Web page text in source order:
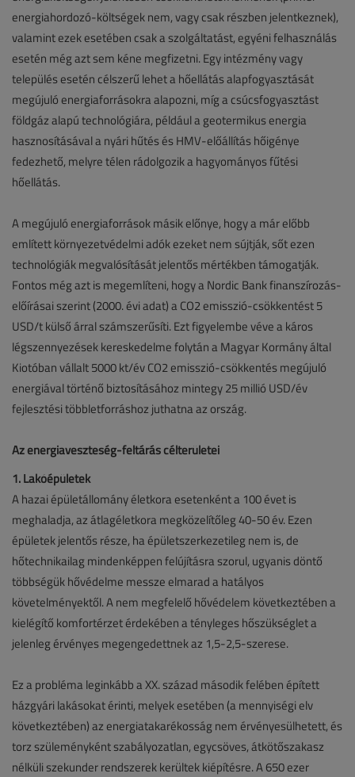
energiahordozó-költségek nem, vagy csak részben jelentkeznek),
valamint ezek esetében csak a szolgáltatást, egyéni felhasználás
esetén még azt sem kéne megfizetni. Egy intézmény vagy
település esetén célszerű lehet a hőellátás alapfogyasztását
megújuló energiaforrásokra alapozni, míg a csúcsfogyasztást
földgáz alapú technológiára, például a geotermikus energia
hasznosításával a nyári hűtés és HMV-előállítás hőigénye
fedezhető, melyre télen rádolgozik a hagyományos fűtési
hőellátás.
A megújuló energiaforrások másik előnye, hogy a már előbb
említett környezetvédelmi adók ezeket nem sújtják, sőt ezen
technológiák megvalósítását jelentős mértékben támogatják.
Fontos még azt is megemlíteni, hogy a Nordic Bank finanszírozás-
előírásai szerint (2000. évi adat) a CO2 emisszió-csökkentést 5
USD/t külső árral számszerűsíti. Ezt figyelembe véve a káros
légszennyezések kereskedelme folytán a Magyar Kormány által
Kiotóban vállalt 5000 kt/év CO2 emisszió-csökkentés megújuló
energiával történő biztosításához mintegy 25 millió USD/év
fejlesztési többletforráshoz juthatna az ország.
Az energiaveszteség-feltárás célterületei
1. Lakóépületek
A hazai épületállomány életkora esetenként a 100 évet is
meghaladja, az átlagéletkora megközelítőleg 40-50 év. Ezen
épületek jelentős része, ha épületszerkezetileg nem is, de
hőtechnikailag mindenképpen felújításra szorul, ugyanis döntő
többségük hővédelme messze elmarad a hatályos
követelményektől. A nem megfelelő hővédelem következtében a
kielégítő komfortérzet érdekében a tényleges hőszükséglet a
jelenleg érvényes megengedettnek az 1,5-2,5-szerese.
Ez a probléma leginkább a XX. század második felében épített
házgyári lakásokat érinti, melyek esetében (a mennyiségi elv
következtében) az energiatakarékosság nem érvényesülhetett, és
torz szüleményként szabályozatlan, egycsöves, átkötőszakasz
nélküli szekunder rendszerek kerültek kiépítésre. A 650 ezer